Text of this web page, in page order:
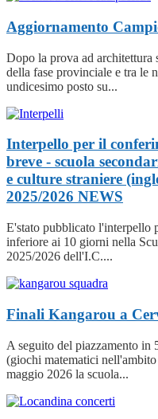
Aggiornamento
Dopo la prova ad
della fase provinciale e tra le
undicesimo posto su...
Interpello per il
breve - scuola
e culture straniere
2025/2026 NEWS
E'stato pubblicato l'interpello
inferiore ai 10 giorni nella
2025/2026 dell'I.C....
Finali Kangarou a
A seguito del piazzamento in
(giochi matematici
maggio 2026 la scuola...